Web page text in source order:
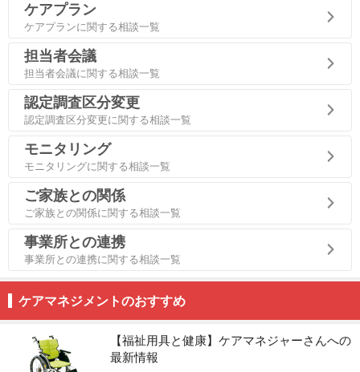
ケアプラン
ケアプランに関する相談一覧
担当者会議
担当者会議に関する相談一覧
認定調査区分変更
認定調査区分変更に関する相談一覧
モニタリング
モニタリングに関する相談一覧
ご家族との関係
ご家族との関係に関する相談一覧
事業所との連携
事業所との連携に関する相談一覧
ケアマネジメントのおすすめ
【福祉用具と健康】ケアマネジャーさんへの
最新情報